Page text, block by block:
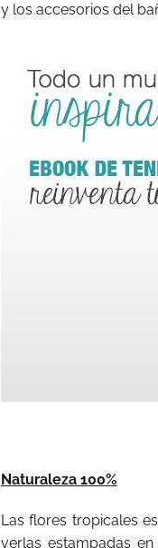
y los accesorios del
Naturaleza 100%
Las flores tropicales
verlas estampadas